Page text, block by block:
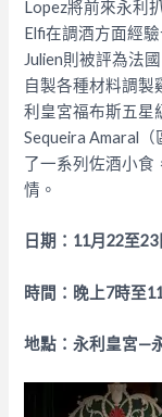
Lopez將前來永利
Elfi在調酒方面經
Julien則被評為法
自製各種材料調製
利皇宮福布斯五星
Sequeira Amaral
了一系列佐酒小食
情。
日期： 11月22至23
時間：晚上7時至
地點：永利皇宮—